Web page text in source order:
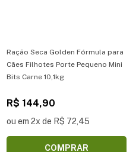
Ração Seca Golden Fórmula para
Cães Filhotes Porte Pequeno Mini
Bits Carne 10,1kg
R$ 144,90
ou em 2x de R$ 72,45
COMPRAR